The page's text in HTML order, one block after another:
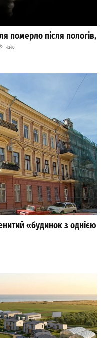
померло після пологів,
4240
«будинок з однією